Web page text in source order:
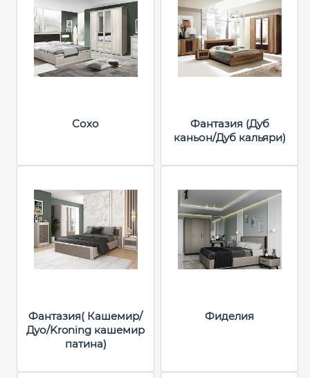
Сохо
Фантазия (Дуб
каньон/Дуб кальяри)
Фантазия( Кашемир/
Дуо/Kroning кашемир
патина)
Фиделия